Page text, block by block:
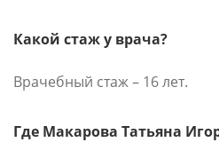
Какой стаж у врача?
Врачебный стаж – 16 лет.
Где Макарова Татьяна